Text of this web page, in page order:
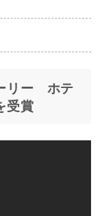
リー ホテ
受賞